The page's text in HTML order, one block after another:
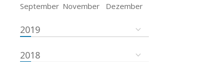
September November Dezember
2019
2018